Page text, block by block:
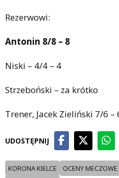
Rezerwowi:
Antonin 8/8 – 8
Niski – 4/4 – 4
Strzeboński – za krótko
Trener, Jacek Zieliński 7/6 –
UDOSTĘPNIJ
KORONA KIELCE OCENY MECZOWE